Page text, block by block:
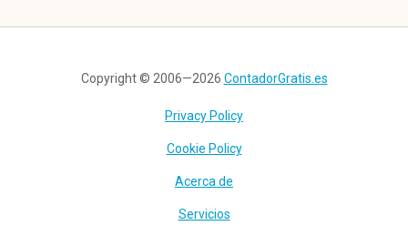
Copyright © 2006—2026 ContadorGratis.es
Privacy Policy
Cookie Policy
Acerca de
Servicios